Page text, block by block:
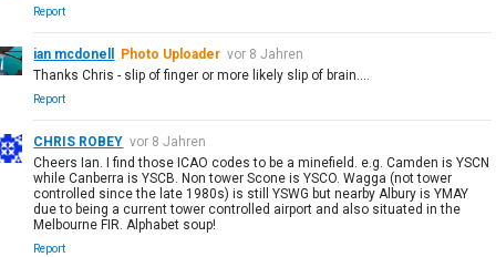
Report
ian mcdonell Photo Uploader vor 8 Jahren
Thanks Chris - slip of finger or more likely slip of brain....
Report
CHRIS ROBEY vor 8 Jahren
Cheers Ian. I find those ICAO codes to be a minefield. e.g. Camden is YSCN
while Canberra is YSCB. Non tower Scone is YSCO. Wagga (not tower
controlled since the late 1980s) is still YSWG but nearby Albury is YMAY
due to being a current tower controlled airport and also situated in the
Melbourne FIR. Alphabet soup!
Report